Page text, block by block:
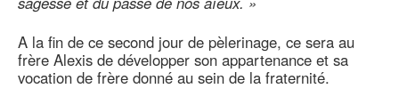
A la fin de ce second jour de pèlerinage, ce sera au
frère Alexis de développer son appartenance et sa
vocation de frère donné au sein de la fraternité.